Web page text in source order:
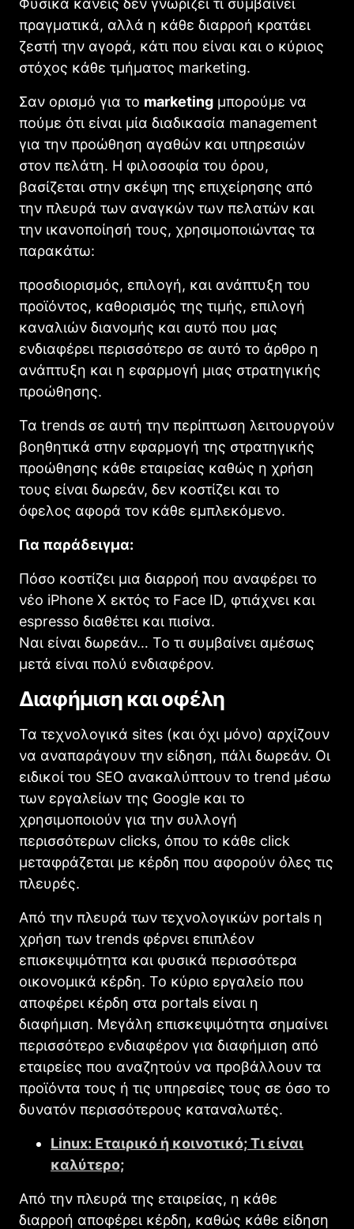
Φυσικά κανείς δεν γνωρίζει τι συμβαίνει
πραγματικά, αλλά η κάθε διαρροή κρατάει
ζεστή την αγορά, κάτι που είναι και ο κύριος
στόχος κάθε τμήματος marketing.
Σαν ορισμό για το marketing μπορούμε να
πούμε ότι είναι μία διαδικασία management
για την προώθηση αγαθών και υπηρεσιών
στον πελάτη. Η φιλοσοφία του όρου,
βασίζεται στην σκέψη της επιχείρησης από
την πλευρά των αναγκών των πελατών και
την ικανοποίησή τους, χρησιμοποιώντας τα
παρακάτω:
προσδιορισμός, επιλογή, και ανάπτυξη του
προϊόντος, καθορισμός της τιμής, επιλογή
καναλιών διανομής και αυτό που μας
ενδιαφέρει περισσότερο σε αυτό το άρθρο η
ανάπτυξη και η εφαρμογή μιας στρατηγικής
προώθησης.
Τα trends σε αυτή την περίπτωση λειτουργούν
βοηθητικά στην εφαρμογή της στρατηγικής
προώθησης κάθε εταιρείας καθώς η χρήση
τους είναι δωρεάν, δεν κοστίζει και το
όφελος αφορά τον κάθε εμπλεκόμενο.
Για παράδειγμα:
Πόσο κοστίζει μια διαρροή που αναφέρει το
νέο iPhone X εκτός το Face ID, φτιάχνει και
espresso διαθέτει και πισίνα.
Ναι είναι δωρεάν… Το τι συμβαίνει αμέσως
μετά είναι πολύ ενδιαφέρον.
Διαφήμιση και οφέλη
Τα τεχνολογικά sites (και όχι μόνο) αρχίζουν
να αναπαράγουν την είδηση, πάλι δωρεάν. Οι
ειδικοί του SEO ανακαλύπτουν το trend μέσω
των εργαλείων της Google και το
χρησιμοποιούν για την συλλογή
περισσότερων clicks, όπου το κάθε click
μεταφράζεται με κέρδη που αφορούν όλες τις
πλευρές.
Από την πλευρά των τεχνολογικών portals η
χρήση των trends φέρνει επιπλέον
επισκεψιμότητα και φυσικά περισσότερα
οικονομικά κέρδη. Το κύριο εργαλείο που
αποφέρει κέρδη στα portals είναι η
διαφήμιση. Μεγάλη επισκεψιμότητα σημαίνει
περισσότερο ενδιαφέρον για διαφήμιση από
εταιρείες που αναζητούν να προβάλλουν τα
προϊόντα τους ή τις υπηρεσίες τους σε όσο το
δυνατόν περισσότερους καταναλωτές.
Linux: Εταιρικό ή κοινοτικό; Τι είναι
καλύτερο;
Από την πλευρά της εταιρείας, η κάθε
διαρροή αποφέρει κέρδη, καθώς κάθε είδηση